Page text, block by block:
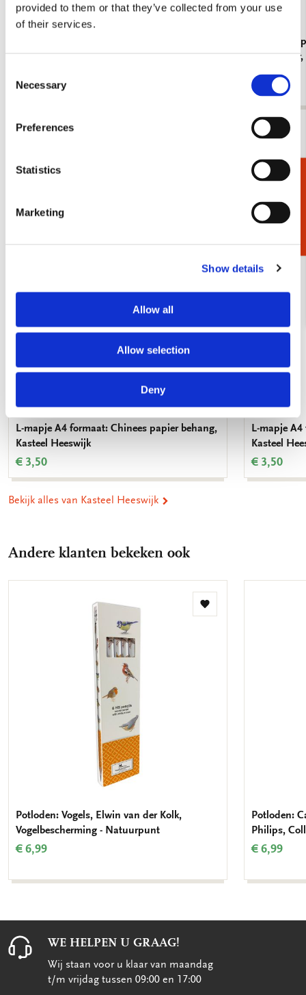
provided to them or that they’ve collected from your use
of their services.
Selection
Necessary
Preferences
Statistics
Marketing
Show details
Allow all
Allow selection
Deny
Jan
€ 9,99
Bekijk alles van Cadeau voor haar
Meer van Kasteel Heeswijk
Toevoegen
L-mapje A4 formaat: Chinees papier behang,
Kasteel Heeswijk
€ 3,50
L-mapje
Kasteel
€ 3,50
Bekijk alles van Kasteel Heeswijk
Andere klanten bekeken ook
Toevoegen
Potloden: Vogels, Elwin van der Kolk,
Vogelbescherming - Natuurpunt
€ 6,99
Potloden:
Philips,
€ 6,99
WE HELPEN U GRAAG!
Wij staan voor u klaar van maandag
t/m vrijdag tussen 09:00 en 17:00
Cadeaukiezer